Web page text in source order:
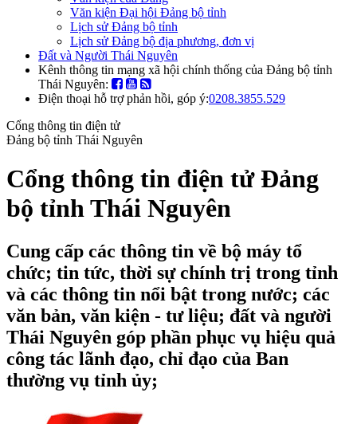
Văn kiện Đại hội Đảng bộ tỉnh
Lịch sử Đảng bộ tỉnh
Lịch sử Đảng bộ địa phương, đơn vị
Đất và Người Thái Nguyên
Kênh thông tin mạng xã hội chính thống của Đảng bộ tỉnh
Thái Nguyên:
Điện thoại hỗ trợ phản hồi, góp ý:0208.3855.529
Cổng thông tin điện tử
Đảng bộ tỉnh Thái Nguyên
Cổng thông tin điện tử Đảng
bộ tỉnh Thái Nguyên
Cung cấp các thông tin về bộ máy tổ
chức; tin tức, thời sự chính trị trong tỉnh
và các thông tin nổi bật trong nước; các
văn bản, văn kiện - tư liệu; đất và người
Thái Nguyên góp phần phục vụ hiệu quả
công tác lãnh đạo, chỉ đạo của Ban
thường vụ tỉnh ủy;